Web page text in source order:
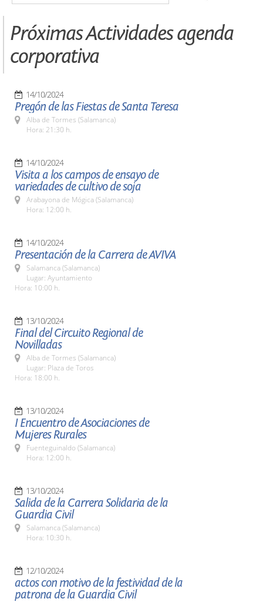
Próximas Actividades agenda
corporativa
14/10/2024
Pregón de las Fiestas de Santa Teresa
Alba de Tormes (Salamanca)
Hora: 21:30 h.
14/10/2024
Visita a los campos de ensayo de
variedades de cultivo de soja
Arabayona de Mógica (Salamanca)
Hora: 12:00 h.
14/10/2024
Presentación de la Carrera de AVIVA
Salamanca (Salamanca)
Lugar: Ayuntamiento
Hora: 10:00 h.
13/10/2024
Final del Circuito Regional de
Novilladas
Alba de Tormes (Salamanca)
Lugar: Plaza de Toros
Hora: 18:00 h.
13/10/2024
I Encuentro de Asociaciones de
Mujeres Rurales
Fuenteguinaldo (Salamanca)
Hora: 12:00 h.
13/10/2024
Salida de la Carrera Solidaria de la
Guardia Civil
Salamanca (Salamanca)
Hora: 10:30 h.
12/10/2024
actos con motivo de la festividad de la
patrona de la Guardia Civil